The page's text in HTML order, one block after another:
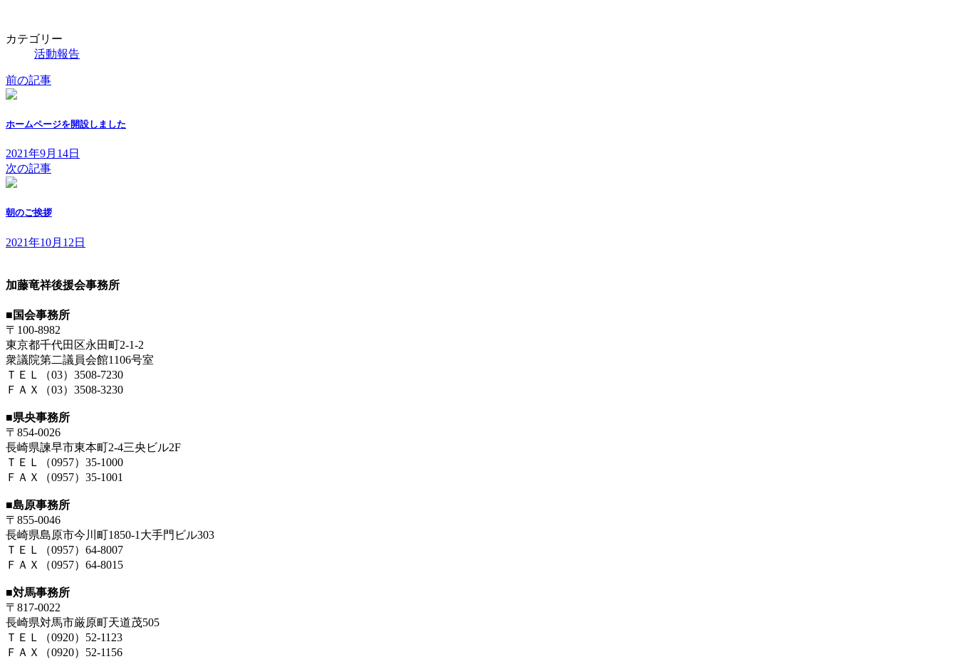
カテゴリー
活動報告
前の記事
ホームページを開設しました
2021年9月14日
次の記事
朝のご挨拶
2021年10月12日
加藤竜祥後援会事務所
■国会事務所
〒100-8982
東京都千代田区永田町2-1-2
衆議院第二議員会館1106号室
ＴＥＬ（03）3508-7230
ＦＡＸ（03）3508-3230
■県央事務所
〒854-0026
長崎県諫早市東本町2-4三央ビル2F
ＴＥＬ（0957）35-1000
ＦＡＸ（0957）35-1001
■島原事務所
〒855-0046
長崎県島原市今川町1850-1大手門ビル303
ＴＥＬ（0957）64-8007
ＦＡＸ（0957）64-8015
■対馬事務所
〒817-0022
長崎県対馬市厳原町天道茂505
ＴＥＬ（0920）52-1123
ＦＡＸ（0920）52-1156